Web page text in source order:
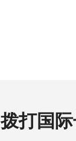
拨打国